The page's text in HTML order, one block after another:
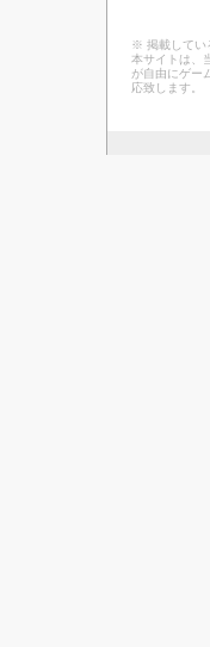
※ 掲載してい
本サイトは、
が自由にゲー
応致します。